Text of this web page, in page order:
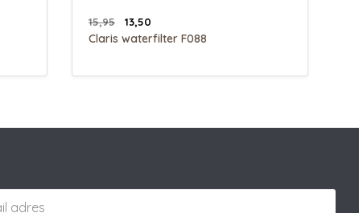
15,95 13,50
Claris waterfilter F088